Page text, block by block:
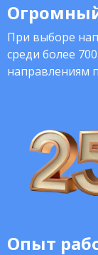
При выборе
среди более
направлениям
Опыт